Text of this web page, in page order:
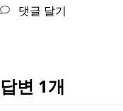
댓글 달기
답변 1개